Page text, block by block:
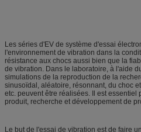
Les séries d'EV de système d'essai
l'environnement de vibration dans la
résistance aux chocs aussi bien que la
de vibration. Dans le laboratoire, à l'aide
simulations de la reproduction de la
sinusoïdal, aléatoire, résonnant, du choc
etc. peuvent être réalisées. Il est essentiel
produit, recherche et développement de
Le but de l'essai de vibration est de faire